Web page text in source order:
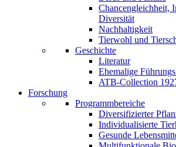
Chancengleichheit,
Diversität
Nachhaltigkeit
Tierwohl und
Geschichte
Literatur
Ehemalige
ATB-Collection
Forschung
Programmbereiche
Diversifizierter
Individualisierte
Gesunde